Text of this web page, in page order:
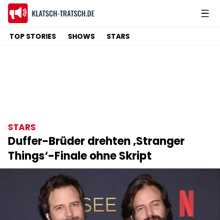
TOP STORIES SHOWS STARS
STARS
Duffer-Brüder drehten ‚Stranger
Things‘-Finale ohne Skript